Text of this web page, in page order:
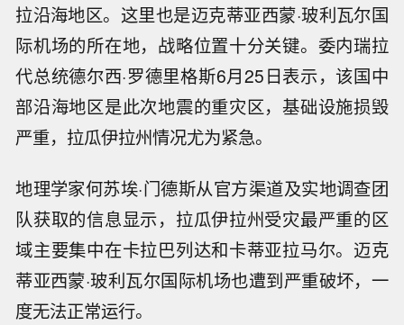
拉沿海地区。这里也是迈克蒂亚西蒙·玻利瓦尔国
际机场的所在地，战略位置十分关键。委内瑞拉
代总统德尔西·罗德里格斯6月25日表示，该国中
部沿海地区是此次地震的重灾区，基础设施损毁
严重，拉瓜伊拉州情况尤为紧急。
地理学家何苏埃·门德斯从官方渠道及实地调查团
队获取的信息显示，拉瓜伊拉州受灾最严重的区
域主要集中在卡拉巴列达和卡蒂亚拉马尔。迈克
蒂亚西蒙·玻利瓦尔国际机场也遭到严重破坏，一
度无法正常运行。